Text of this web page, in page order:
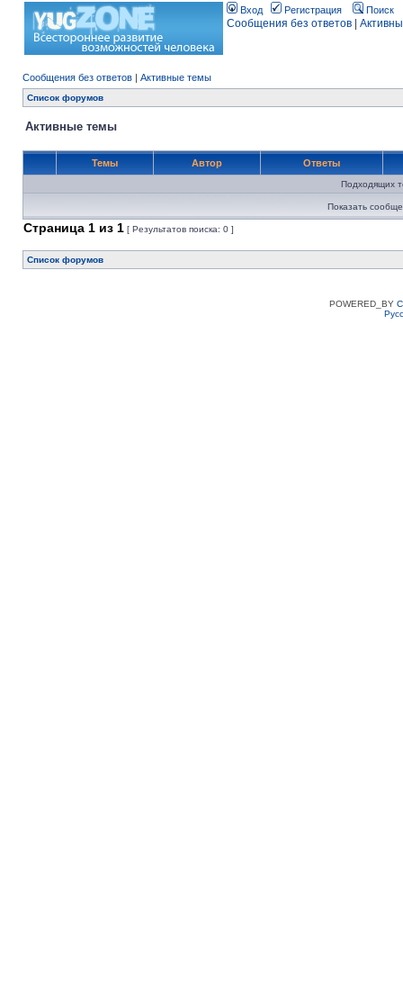
Вход Регистрация Поиск
Сообщения без ответов
Сообщения без ответов | Активные темы
Список форумов
Активные темы
Темы Автор Ответы
Подходящих
Показать
Страница 1 из 1 [ Результатов поиска: 0 ]
Список форумов
POWERED_BY